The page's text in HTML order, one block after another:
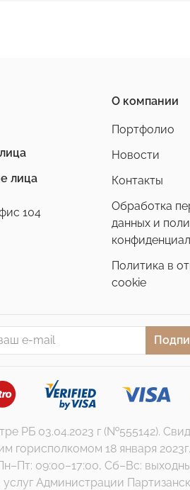
лица
104
О компании
Портфолио
Новости
Контакты
Обработка
данных и
Политика в
cookie
РБ 03.04.2023 г (№555142).
18 января
09:00–17:00, Сб–Вс:
Администрации